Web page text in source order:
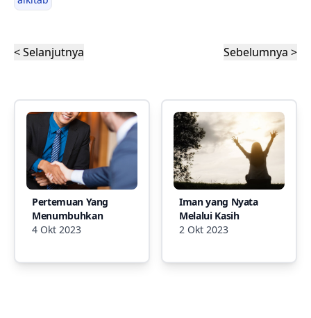
< Selanjutnya Sebelumnya >
Pertemuan Yang
Menumbuhkan
4 Okt 2023
Iman yang Nyata
Melalui Kasih
2 Okt 2023